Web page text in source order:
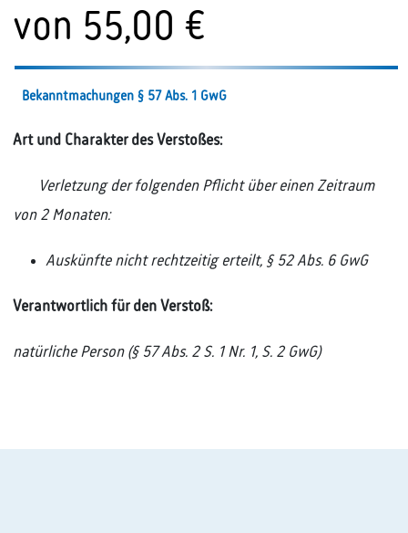
von 55,00 €
Bekanntmachungen § 57 Abs. 1 GwG
Art und Charakter des Verstoßes:
Verletzung der folgenden Pflicht über einen Zeitraum
von 2 Monaten:
Auskünfte nicht rechtzeitig erteilt, § 52 Abs. 6 GwG
Verantwortlich für den Verstoß:
natürliche Person (§ 57 Abs. 2 S. 1 Nr. 1, S. 2 GwG)